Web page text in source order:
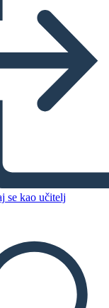
se kao učitelj